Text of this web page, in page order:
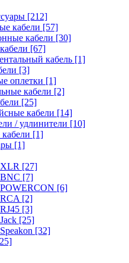
[212]
кабели [57]
кабели [30]
[67]
кабель [1]
[3]
оплетки [1]
кабели [2]
[25]
кабели [14]
/ удлинители [10]
[1]
[1]
[27]
[7]
[6]
[2]
[3]
[25]
[32]